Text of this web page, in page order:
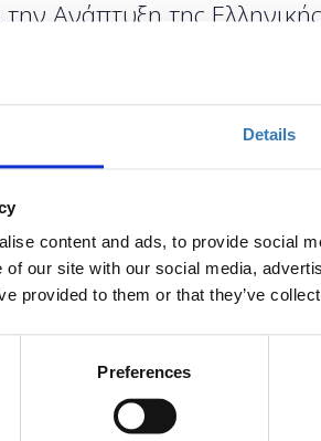
Details
content and ads, to provide social
of our site with our social media,
provided to them or that they’ve
Preferences
Ανάπτυξη της
θεσμός για τον πρωτογενή και
διαδικτυακά τηνΠέμπτη